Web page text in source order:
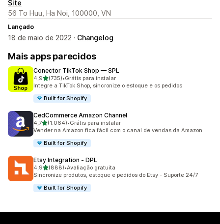
Site
56 To Huu, Ha Noi, 100000, VN
Lançado
18 de maio de 2022 · Changelog
Mais apps parecidos
Conector TikTok Shop — SPL
4,9de 5 estrelas
(735)
735 avaliações ao todo
•Grátis para instalar
Integre a TikTok Shop, sincronize o estoque e os pedidos
Built for Shopify
CedCommerce Amazon Channel
4,7de 5 estrelas
(1.064)
1064 avaliações ao todo
•Grátis para instalar
Vender na Amazon fica fácil com o canal de vendas da Amazon
Built for Shopify
Etsy Integration ‑ DPL
4,9de 5 estrelas
(888)
888 avaliações ao todo
•Avaliação gratuita
Sincronize produtos, estoque e pedidos do Etsy - Suporte 24/7
Built for Shopify